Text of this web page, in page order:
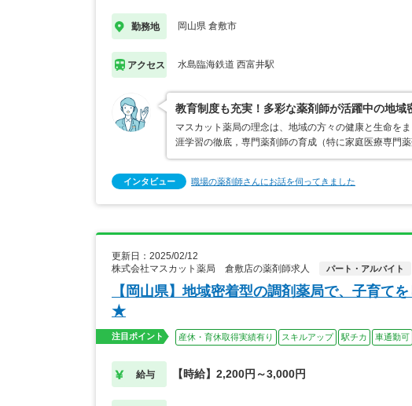
勤務地 岡山県 倉敷市
アクセス 水島臨海鉄道 西富井駅
教育制度も充実！多彩な薬剤師が活躍中の地域
マスカット薬局の理念は、地域の方々の健康と生命を
涯学習の徹底，専門薬剤師の育成（特に家庭医療専門
インタビュー 職場の薬剤師さんにお話を伺ってきました
更新日：2025/02/12
株式会社マスカット薬局 倉敷店の薬剤師求人
パート・アルバイト
【岡山県】地域密着型の調剤薬局で、子育て
★
注目ポイント 産休・育休取得実績有り スキルアップ 駅チカ 車通勤可
給与 【時給】2,200円～3,000円